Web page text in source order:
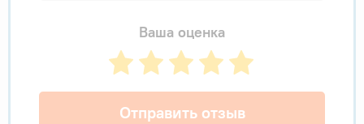
Ваша оценка
Отправить отзыв